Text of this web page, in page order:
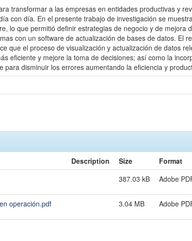
transformar a las empresas en entidades productivas y
con día. En el presente trabajo de investigación se
lo que permitió definir estrategias de negocio y de mejora
con un software de actualización de bases de datos. El
que el proceso de visualización y actualización de datos
eficiente y mejore la toma de decisiones; así como la
disminuir los errores aumentando la eficiencia y
Description Size
Format
387.03 kB Adobe
operación.pdf 3.04 MB Adobe